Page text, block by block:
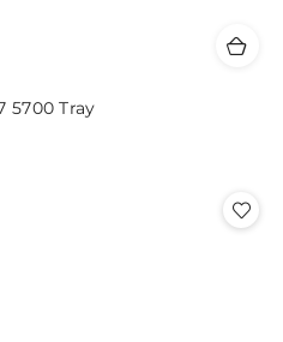
5700 Tray